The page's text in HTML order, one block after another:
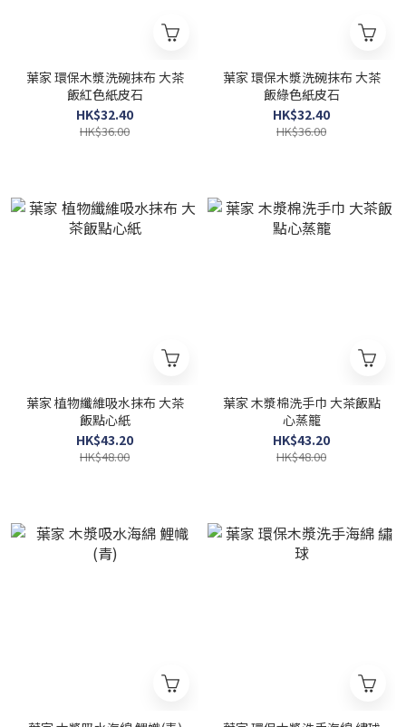
葉家 環保木漿洗碗抹布 大茶
飯紅色紙皮石
HK$32.40
HK$36.00
葉家 環保木漿洗碗抹布 大茶
飯綠色紙皮石
HK$32.40
HK$36.00
葉家 植物纖維吸水抹布 大茶
飯點心紙
HK$43.20
HK$48.00
葉家 木漿棉洗手巾 大茶飯點
心蒸籠
HK$43.20
HK$48.00